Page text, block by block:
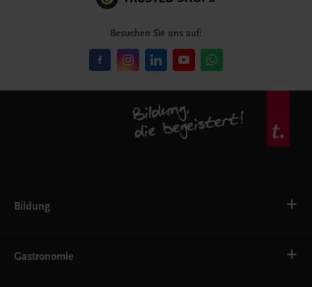
Besuchen Sie uns auf:
Bildung
AHS
Gastronomie